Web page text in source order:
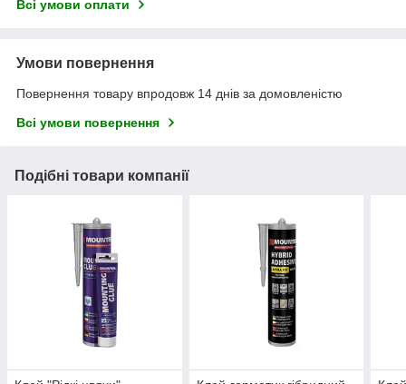
Всі умови оплати
Умови повернення
Повернення товару впродовж 14 днів за домовленістю
Всі умови повернення
Подібні товари компанії